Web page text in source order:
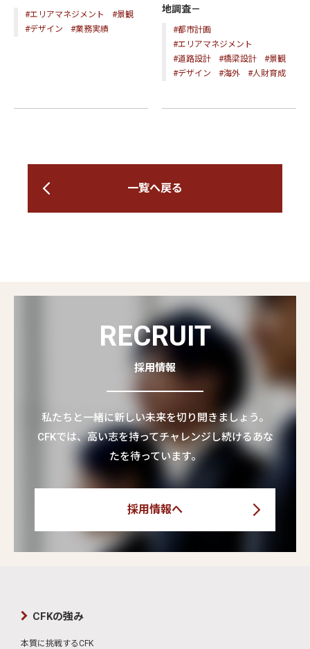
#エリアマネジメント
#景観
#デザイン
#業務実績
地調査－
#都市計画
#エリアマネジメント
#道路設計
#橋梁設計
#景観
#デザイン
#海外 #人財育成
一覧へ戻る
RECRUIT
採用情報
私たちと一緒に新しい未来を切り開きましょう。
CFKでは、高い志を持ってチャレンジし続けるあな
たを待っています。
採用情報へ
CFKの強み
本質に挑戦するCFK